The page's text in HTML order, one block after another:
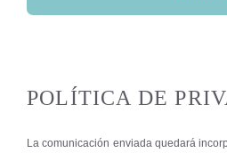
P
t
POLÍTICA DE
La comunicación enviada quedará